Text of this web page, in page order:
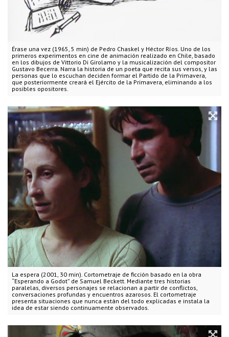
Érase una vez (1965, 5 min) de Pedro Chaskel y Héctor Ríos. Uno de los
primeros experimentos en cine de animación realizado en Chile, basado
en los dibujos de Vittorio Di Girolamo y la musicalización del compositor
Gustavo Becerra. Narra la historia de un poeta que recita sus versos, y las
personas que lo escuchan deciden formar el Partido de la Primavera,
que posteriormente creará el Ejército de la Primavera, eliminando a los
posibles opositores.
La espera (2001, 30 min). Cortometraje de ficción basado en la obra
“Esperando a Godot” de Samuel Beckett. Mediante tres historias
paralelas, diversos personajes se relacionan a partir de conflictos,
conversaciones profundas y encuentros azarosos. El cortometraje
presenta situaciones que nunca están del todo explicadas e instala la
idea de estar siendo continuamente observados.